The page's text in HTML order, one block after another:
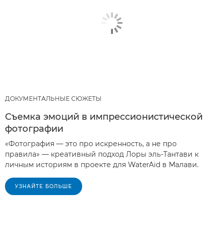
ДОКУМЕНТАЛЬНЫЕ СЮЖЕТЫ
Съемка эмоций в импрессионистической
фотографии
«Фотография — это про искренность, а не про
правила» — креативный подход Лоры эль-Тантави к
личным историям в проекте для WaterAid в Малави.
УЗНАЙТЕ БОЛЬШЕ